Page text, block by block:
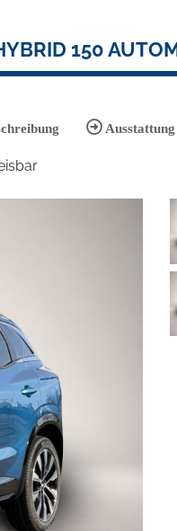
150
Ausstattung